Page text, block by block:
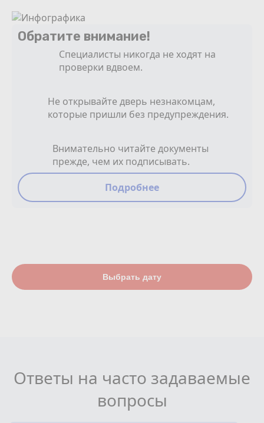
Обратите внимание!
Специалисты никогда не ходят на
проверки вдвоем.
Не открывайте дверь незнакомцам,
которые пришли без предупреждения.
Внимательно читайте документы
прежде, чем их подписывать.
Подробнее
Выбрать дату
Ответы на часто задаваемые
вопросы